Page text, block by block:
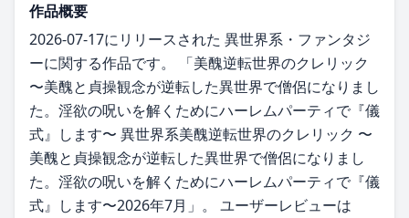
作品概要
2026-07-17にリリースされた 異世界系・ファンタジ
ーに関する作品です。 「美醜逆転世界のクレリック
〜美醜と貞操観念が逆転した異世界で僧侶になりまし
た。淫欲の呪いを解くためにハーレムパーティで『儀
式』します〜 異世界系美醜逆転世界のクレリック 〜
美醜と貞操観念が逆転した異世界で僧侶になりまし
た。淫欲の呪いを解くためにハーレムパーティで『儀
式』します〜2026年7月」。 ユーザーレビューは